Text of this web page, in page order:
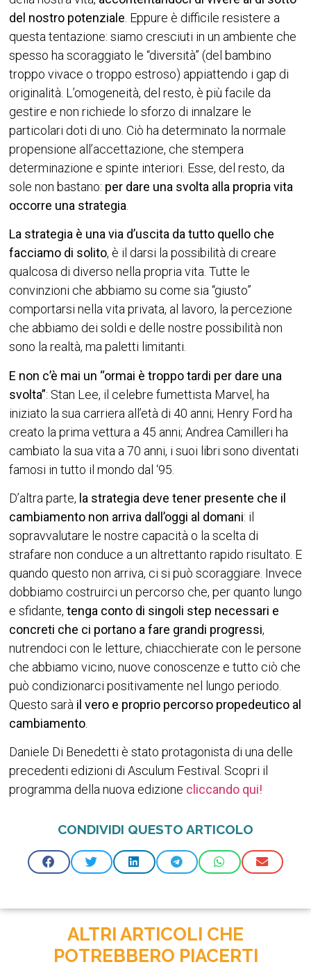
del nostro potenziale . Eppure è difficile resistere a
questa tentazione: siamo cresciuti in un ambiente che
spesso ha scoraggiato le “diversità” (del bambino
troppo vivace o troppo estroso) appiattendo i gap di
originalità. L’omogeneità, del resto, è più facile da
gestire e non richiede lo sforzo di innalzare le
particolari doti di uno. Ciò ha determinato la normale
propensione all’accettazione, che stempera
determinazione e spinte interiori. Esse, del resto, da
sole non bastano: per dare una svolta alla propria vita
occorre una strategia
La strategia è una via d’uscita da tutto quello che
facciamo di solito, è il darsi la possibilità di creare
qualcosa di diverso nella propria vita. Tutte le
convinzioni che abbiamo su come sia “giusto”
comportarsi nella vita privata, al lavoro, la percezione
che abbiamo dei soldi e delle nostre possibilità non
sono la realtà, ma paletti limitanti.
E non c’è mai un “ormai è troppo tardi per dare una
svolta”: Stan Lee, il celebre fumettista Marvel, ha
iniziato la sua carriera all’età di 40 anni; Henry Ford ha
creato la prima vettura a 45 anni; Andrea Camilleri ha
cambiato la sua vita a 70 anni, i suoi libri sono diventati
famosi in tutto il mondo dal ‘95.
D’altra parte, la strategia deve tener presente che il
cambiamento non arriva dall’oggi al domani: il
sopravvalutare le nostre capacità o la scelta di
strafare non conduce a un altrettanto rapido risultato. E
quando questo non arriva, ci si può scoraggiare. Invece
dobbiamo costruirci un percorso che, per quanto lungo
e sfidante, tenga conto di singoli step necessari e
concreti che ci portano a fare grandi progressi,
nutrendoci con le letture, chiacchierate con le persone
che abbiamo vicino, nuove conoscenze e tutto ciò che
può condizionarci positivamente nel lungo periodo.
Questo sarà il vero e proprio percorso propedeutico al
cambiamento
Daniele Di Benedetti è stato protagonista di una delle
precedenti edizioni di Asculum Festival. Scopri il
programma della nuova edizione cliccando qui!
CONDIVIDI QUESTO ARTICOLO
ALTRI ARTICOLI CHE
POTREBBERO PIACERTI